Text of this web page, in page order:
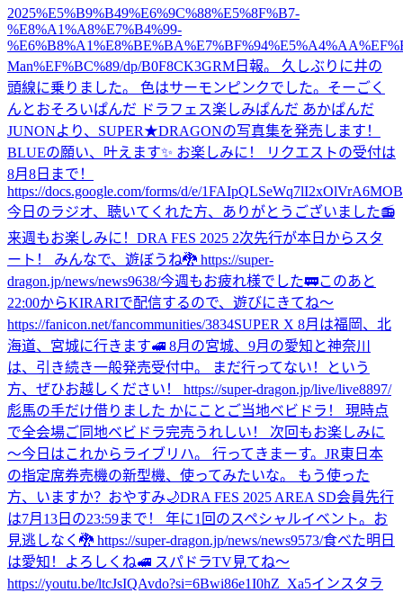
2025%E5%B9%B49%E6%9C%88%E5%8F%B7-
%E8%A1%A8%E7%B4%99-
Man%EF%BC%89/dp/B0F8CK3GRM 日報。 久しぶりに井の
頭線に乗りました。 色はサーモンピンクでした。 そーごく
んとおそろいぱんだ ドラフェス楽しみぱんだ あかぱんだ
JUNONより、SUPER★DRAGONの写真集を発売します！
BLUEの願い、叶えます✨ お楽しみに！ リクエストの受付は
8月8日まで！
https://docs.google.com/forms/d/e/
今日のラジオ、聴いてくれた方、ありがとうございました📻
来週もお楽しみに！ DRA FES 2025 2次先行が本日からスタ
ート！ みんなで、遊ぼうね🐉 https://super-
dragon.jp/news/news9638/今週もお疲れ様でした🚃このあと
22:00からKIRARIで配信するので、遊びにきてね〜
https://fanicon.net/fancommunities/3834SUPER X 8月は福岡、北
海道、宮城に行きます🚅 8月の宮城、9月の愛知と神奈川
は、引き続き一般発売受付中。 まだ行ってない！という
方、ぜひお越しください！ https://super-dragon.jp/live/live8897/
彪馬の手だけ借りました かにことご当地ベビドラ！ 現時点
で全会場ご同地ベビドラ完売うれしい！ 次回もお楽しみに
〜今日はこれからライブリハ。 行ってきまーす。 JR東日本
の指定席券売機の新型機、使ってみたいな。 もう使った
方、いますか？ おやすみ🌙DRA FES 2025 AREA SD会員先行
は7月13日の23:59まで！ 年に1回のスペシャルイベント。お
見逃しなく🐉 https://super-dragon.jp/news/news9573/食べた明日
は愛知！よろしくね🚅 スパドラTV見てね〜
https://youtu.be/ltcJsIQAvdo?si=6Bwi86e1I0hZ_Xa5インスタラ